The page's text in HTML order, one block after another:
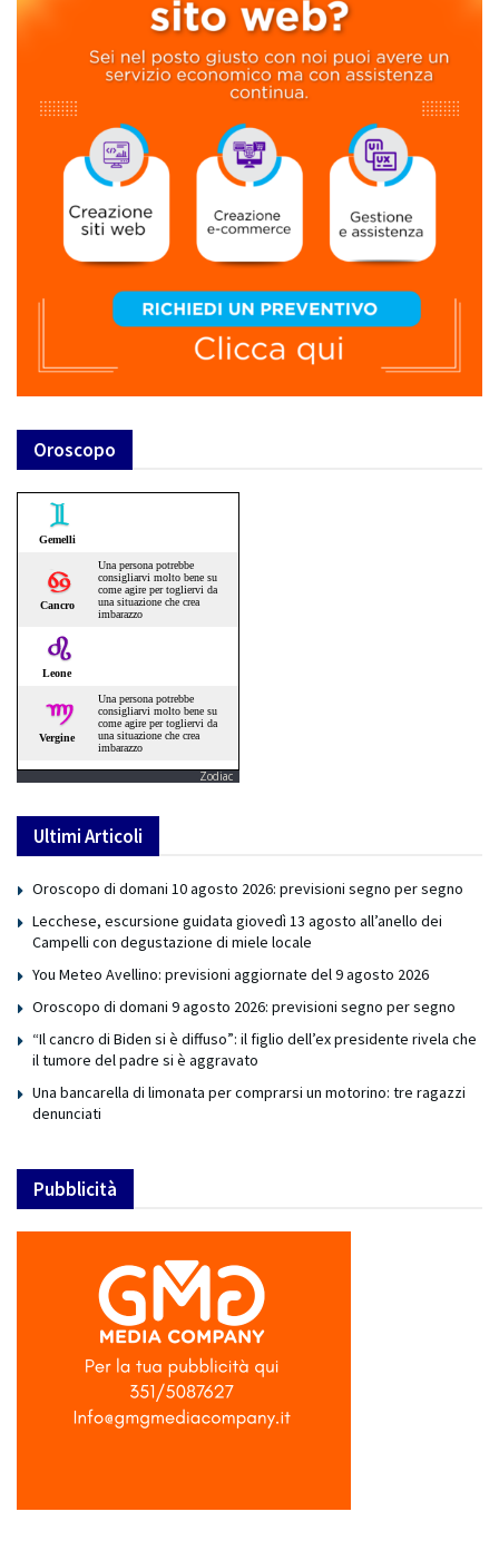
Oroscopo
Zodiac
Ultimi Articoli
Oroscopo di domani 10 agosto 2026: previsioni segno per segno
Lecchese, escursione guidata giovedì 13 agosto all’anello dei
Campelli con degustazione di miele locale
You Meteo Avellino: previsioni aggiornate del 9 agosto 2026
Oroscopo di domani 9 agosto 2026: previsioni segno per segno
“Il cancro di Biden si è diffuso”: il figlio dell’ex presidente rivela che
il tumore del padre si è aggravato
Una bancarella di limonata per comprarsi un motorino: tre ragazzi
denunciati
Pubblicità